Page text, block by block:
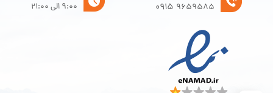
0915 9659585 9:00 الی 21:00